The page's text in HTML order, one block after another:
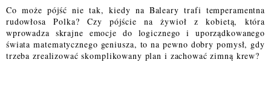
Co może pójść nie tak, kiedy na Baleary trafi temperamentna
rudowłosa Polka? Czy pójście na żywioł z kobietą, która
wprowadza skrajne emocje do logicznego i uporządkowanego
świata matematycznego geniusza, to na pewno dobry pomysł, gdy
trzeba zrealizować skomplikowany plan i zachować zimną krew?